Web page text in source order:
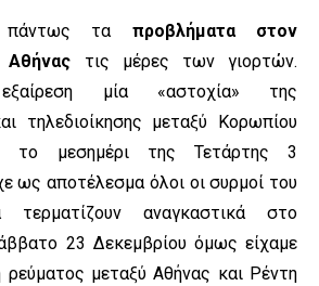
πάντως τα προβλήματα στον
Αθήνας τις μέρες των γιορτών.
εξαίρεση μία «αστοχία» της
τηλεδιοίκησης μεταξύ Κορωπίου
το μεσημέρι της Τετάρτης 3
ως αποτέλεσμα όλοι οι συρμοί του
τερματίζουν αναγκαστικά στο
23 Δεκεμβρίου όμως είχαμε
ρεύματος μεταξύ Αθήνας και Ρέντη